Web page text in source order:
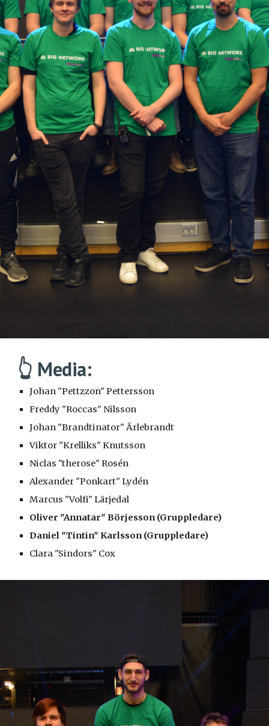
👆 Media:
Johan "Pettzzon" Pettersson
Freddy "Roccas" Nilsson
Johan "Brandtinator" Ärlebrandt
Viktor "Krelliks" Knutsson
Niclas "therose" Rosén
Alexander "Ponkart" Lydén
Marcus "Volfi" Lärjedal
Oliver "Annatar" Börjesson (Gruppledare)
Daniel "Tintin" Karlsson (Gruppledare)
Clara "Sindors" Cox